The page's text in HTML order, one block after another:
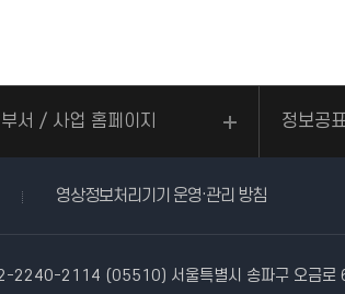
부서 / 사업 홈페이지 정보공
영상정보처리기기 운영·관리 방침
2240-2114 (05510) 서울특별시 송파구 오금로